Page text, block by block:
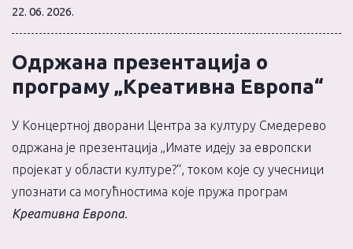
22. 06. 2026.
Одржана презентација о
програму „Креативна Европа“
У Концертној дворани Центра за културу Смедерево
одржана је презентација „Имате идеју за европски
пројекат у области културе?“, током које су учесници
упознати са могућностима које пружа програм
Креативна Европа.